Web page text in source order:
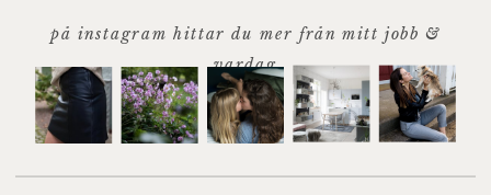
på instagram hittar du mer från mitt jobb &
vardag